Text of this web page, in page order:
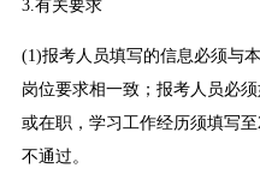
3.有关要求
(1)报考人员填写的信息必须与
岗位要求相一致；报考人员必
或在职，学习工作经历须填写
不通过。